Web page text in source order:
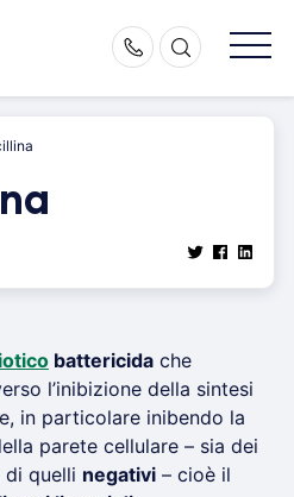
battericida che
l’inibizione della sintesi
in particolare inibendo la
parete cellulare – sia dei
di quelli negativi – cioè il